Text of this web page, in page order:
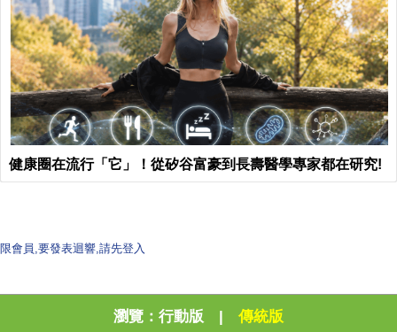
健康圈在流行「它」！從矽谷富豪到長壽醫學專家都在研究!
限會員,要發表迴響,請先登入
瀏覽： 行動版 | 傳統版